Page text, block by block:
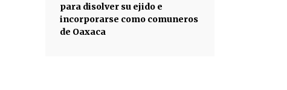
para disolver su ejido e
incorporarse como comuneros
de Oaxaca